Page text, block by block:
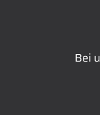
Bei